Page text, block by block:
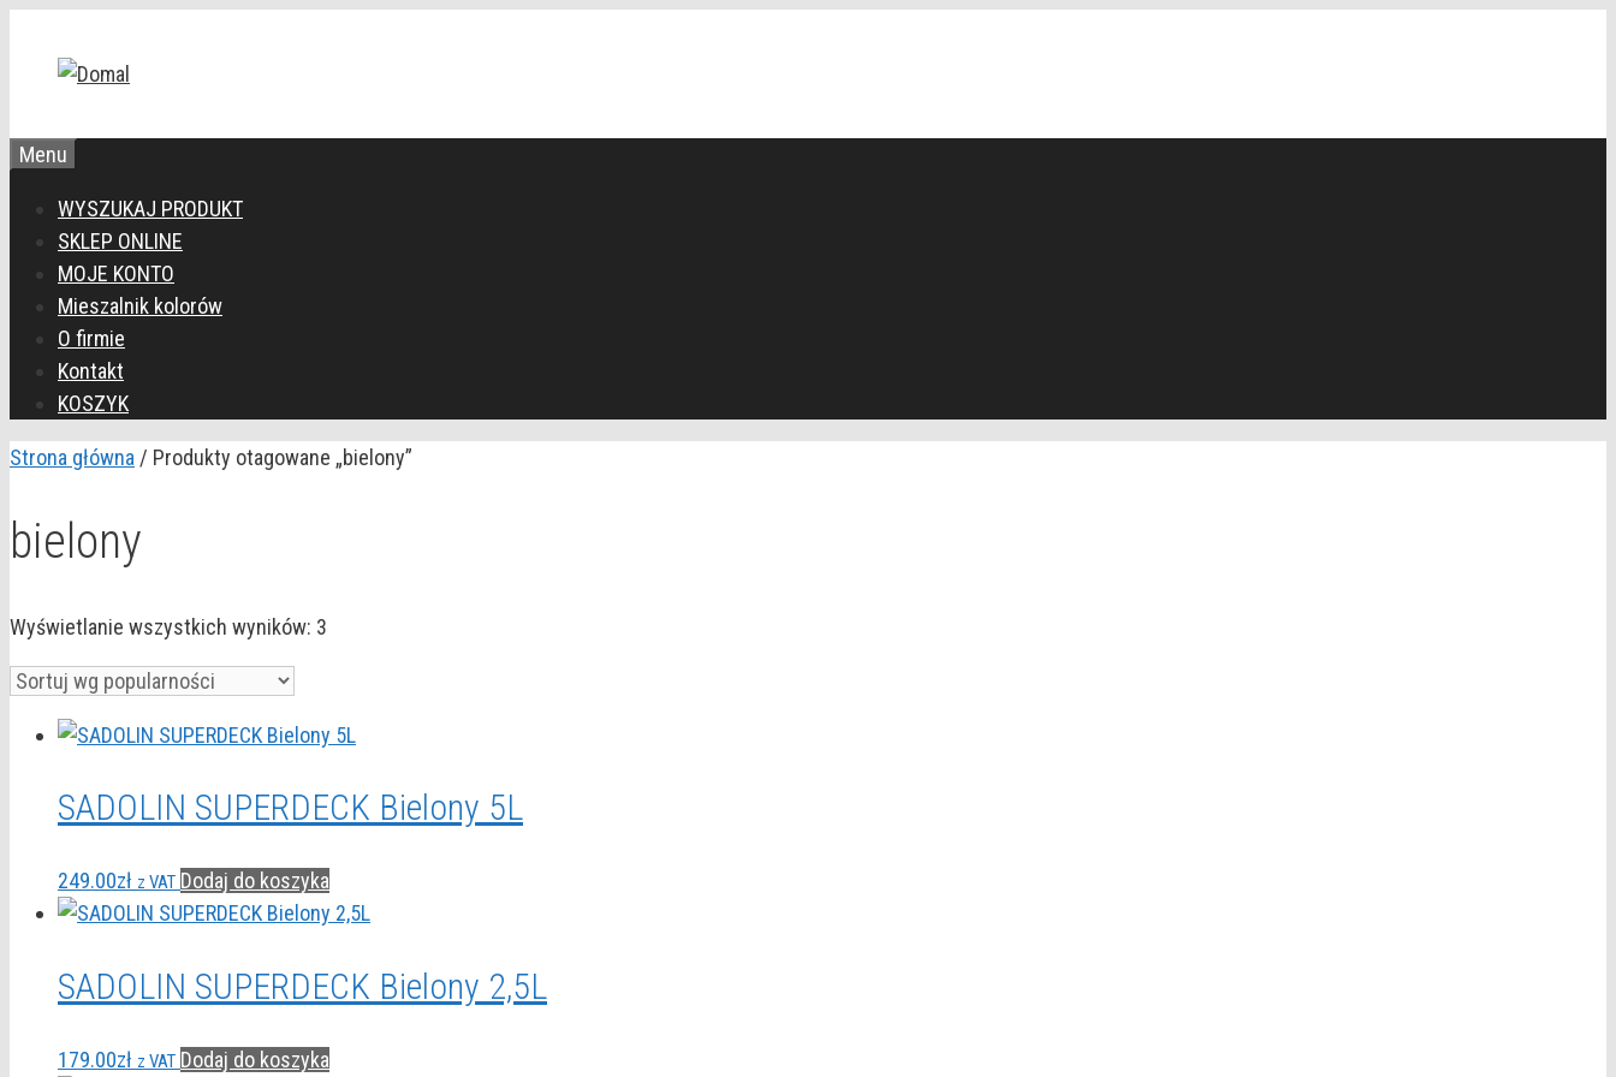
Menu
WYSZUKAJ PRODUKT
SKLEP ONLINE
MOJE KONTO
Mieszalnik kolorów
O firmie
Kontakt
KOSZYK
Strona główna / Produkty otagowane „bielony”
bielony
Wyświetlanie wszystkich wyników: 3
SADOLIN SUPERDECK Bielony 5L
249.00zł z VAT Dodaj do koszyka
SADOLIN SUPERDECK Bielony 2,5L
179.00zł z VAT Dodaj do koszyka